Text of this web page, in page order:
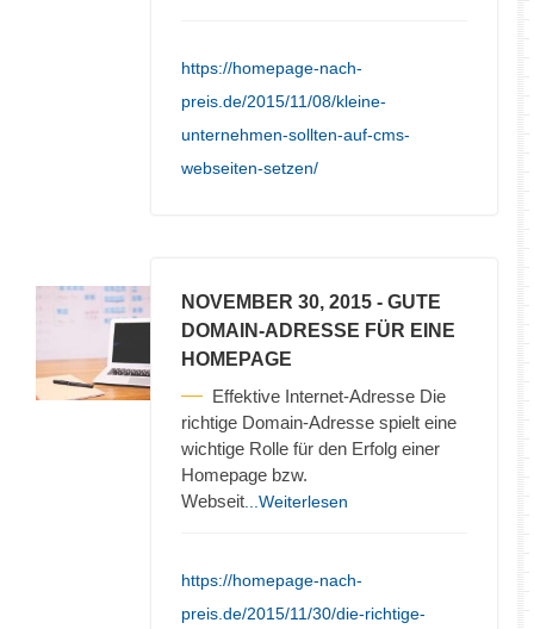
https://homepage-nach-
preis.de/2015/11/08/kleine-
unternehmen-sollten-auf-cms-
webseiten-setzen/
NOVEMBER 30, 2015 - GUTE
DOMAIN-ADRESSE FÜR EINE
HOMEPAGE
Effektive Internet-Adresse Die
richtige Domain-Adresse spielt eine
wichtige Rolle für den Erfolg einer
Homepage bzw.
Webseit ...Weiterlesen
https://homepage-nach-
preis.de/2015/11/30/die-richtige-